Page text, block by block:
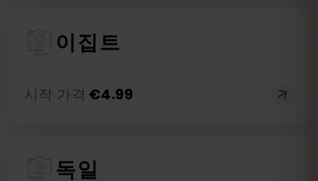
이집트
시작 가격 €4.99
독일